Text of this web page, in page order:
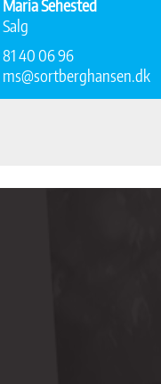
Maria Sehested
Salg
81 40 06 96
ms@sortberghansen.dk